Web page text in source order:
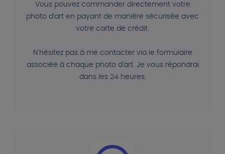
Vous pouvez commander directement votre
photo d'art en payant de manière sécurisée avec
votre carte de crédit.
N'hésitez pas à me contacter via le formulaire
associée à chaque photo d'art. Je vous répondrai
dans les 24 heures.